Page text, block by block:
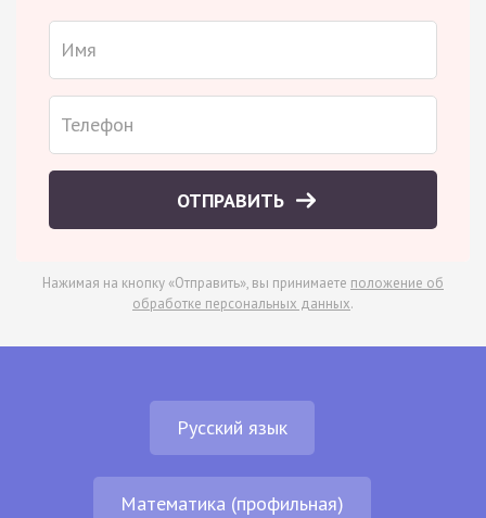
ОТПРАВИТЬ
Нажимая на кнопку «Отправить», вы принимаете положение об
обработке персональных данных.
Русский язык
Математика (профильная)